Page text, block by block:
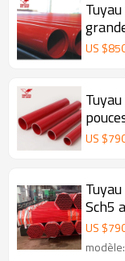
US $
US $
Sch5
US $